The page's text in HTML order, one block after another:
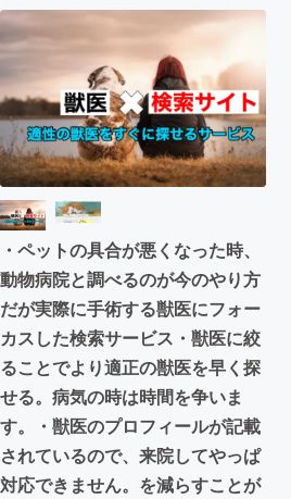
テクノロジー・ガジェット
映像・映画
ビジネス・起業
まちづくり・地域活性化
CAMPFIRE for Social Good
CAMPFIREふるさと納税
・ペットの具合が悪くなった時、
動物病院と調べるのが今のやり方
だが実際に手術する獣医にフォー
カスした検索サービス・獣医に絞
ることでより適正の獣医を早く探
せる。病気の時は時間を争いま
す。・獣医のプロフィールが記載
されているので、来院してやっぱ
対応できません。を減らすことが